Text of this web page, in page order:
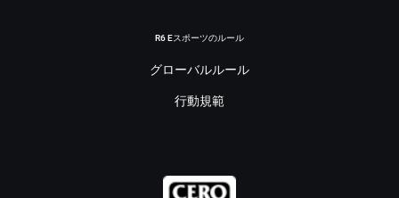
R6 Eスポーツのルール
グローバルルール
行動規範